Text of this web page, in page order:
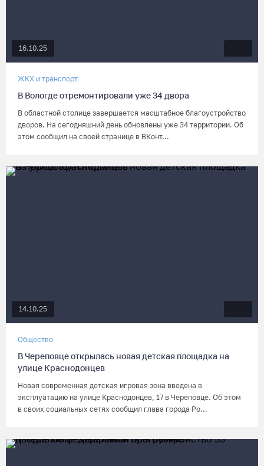
16.10.25
ЖКХ и транспорт
В Вологде отремонтировали уже 34 двора
В областной столице завершается масштабное благоустройство
дворов. На сегодняшний день обновлены уже 34 территории. Об
этом сообщил на своей странице в ВКонт...
14.10.25
Общество
В Череповце открылась новая детская площадка на
улице Краснодонцев
Новая современная детская игровая зона введена в
эксплуатацию на улице Краснодонцев, 17 в Череповце. Об этом
в своих социальных сетях сообщил глава города Ро...